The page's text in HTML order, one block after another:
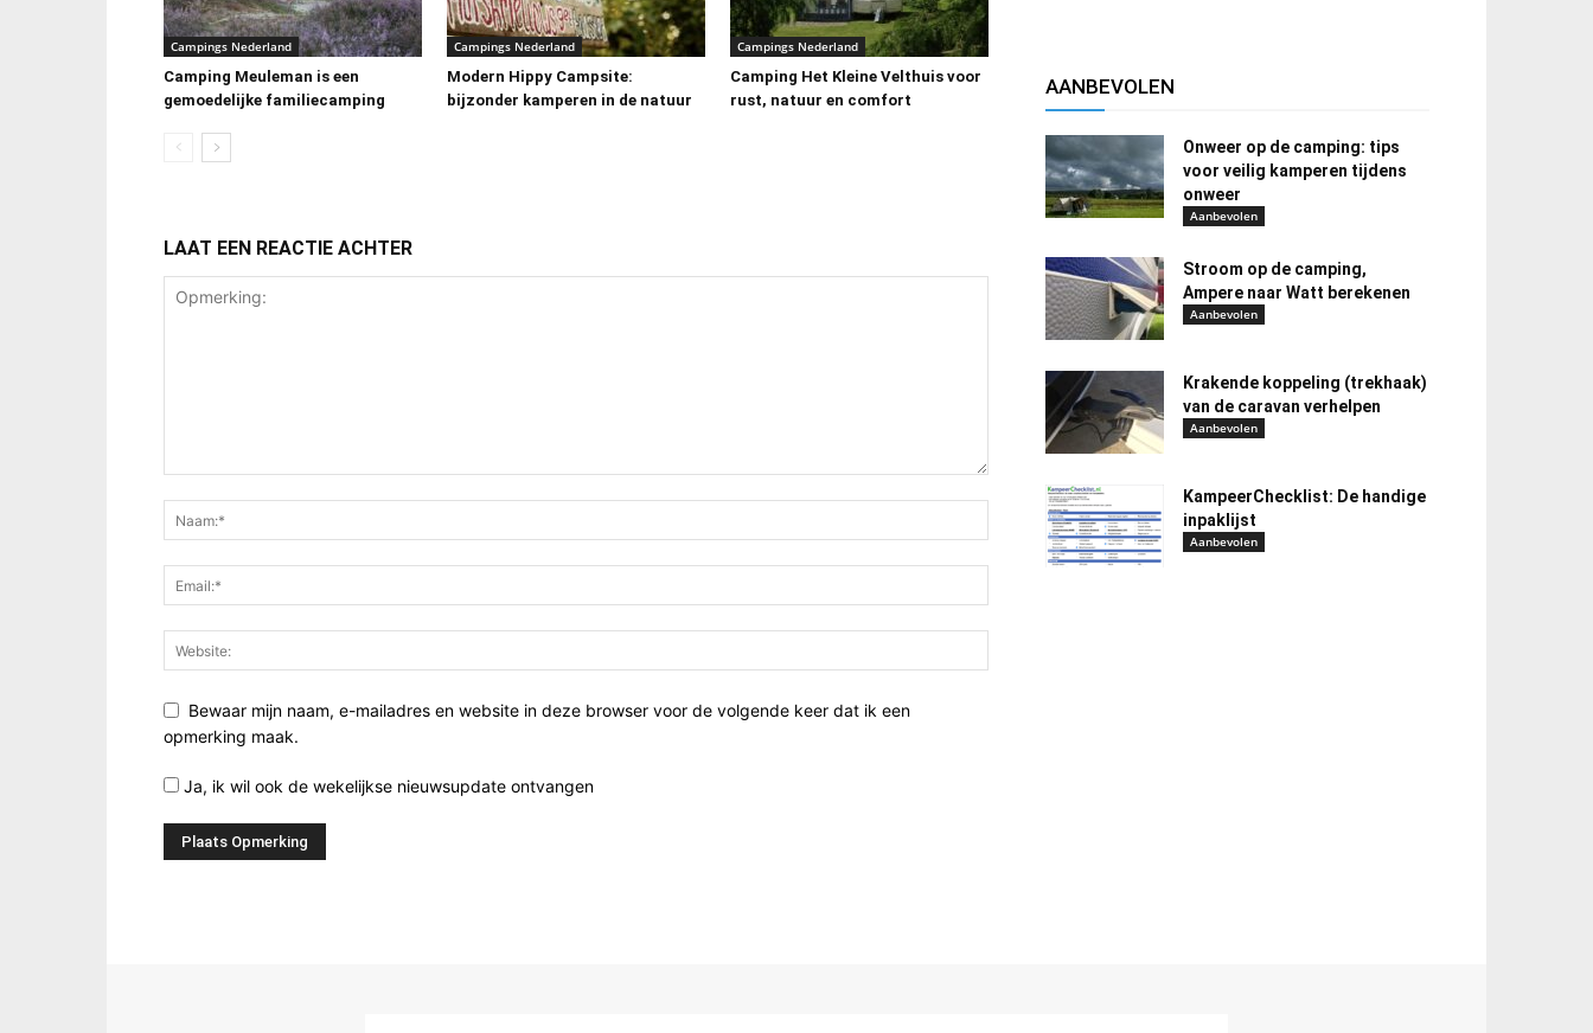
Campings Nederland
Camping Meuleman is een
gemoedelijke familiecamping
Campings Nederland
Modern Hippy Campsite:
bijzonder kamperen in de natuur
Campings Nederland
Camping Het Kleine Velthuis voor
rust, natuur en comfort
LAAT EEN REACTIE ACHTER
Bewaar mijn naam, e-mailadres en website in deze browser voor de volgende keer dat ik een
opmerking maak.
Ja, ik wil ook de wekelijkse nieuwsupdate ontvangen
AANBEVOLEN
Onweer op de camping: tips
voor veilig kamperen tijdens
onweer
Aanbevolen
Stroom op de camping,
Ampere naar Watt berekenen
Aanbevolen
Krakende koppeling (trekhaak)
van de caravan verhelpen
Aanbevolen
KampeerChecklist: De handige
inpaklijst
Aanbevolen